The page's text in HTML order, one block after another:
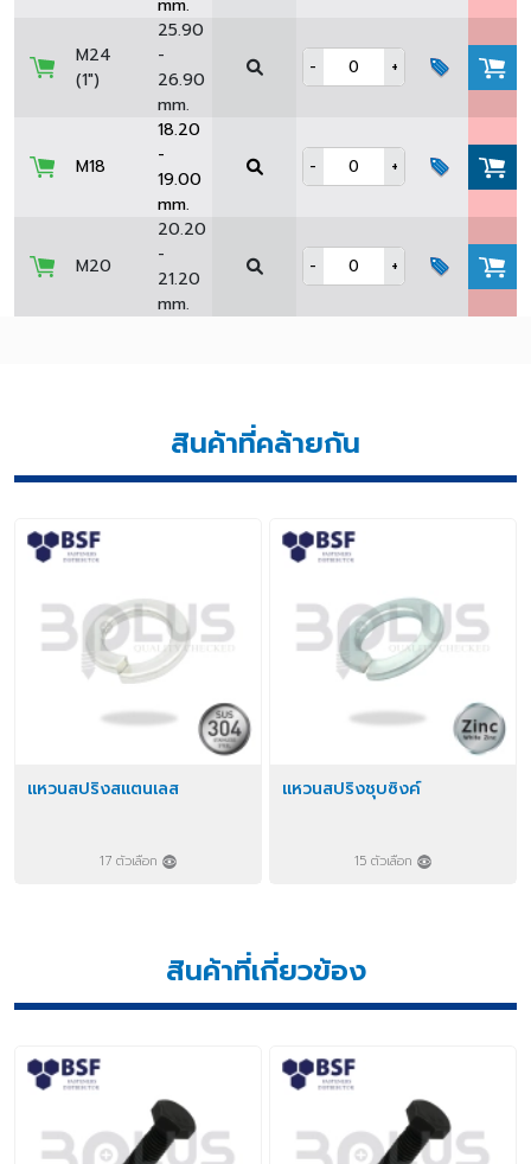
mm.
M24
(1")
25.90
-
26.90
mm.
- +
M18
18.20
-
19.00
mm.
- +
M20
20.20
-
21.20
mm.
- +
สินค้าที่คล้ายกัน
แหวนสปริงสแตนเลส
17 ตัวเลือก
แหวนสปริงชุบซิงค์
15 ตัวเลือก
สินค้าที่เกี่ยวข้อง